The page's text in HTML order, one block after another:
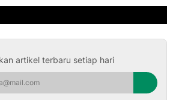
artikel terbaru setiap hari